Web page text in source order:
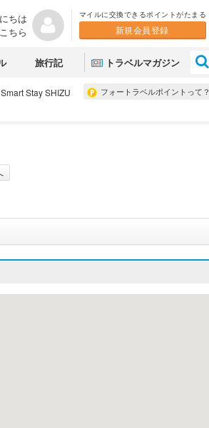
ちは
ちら
マイルに交換できるポイントがたまる
新規会員登録
旅行記 トラベルマガジン
フォートラベルポイントって？
Smart Stay SHIZU